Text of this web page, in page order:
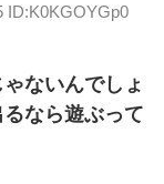
ID:K0KGOYGp0
ないんでしょ
なら遊ぶって